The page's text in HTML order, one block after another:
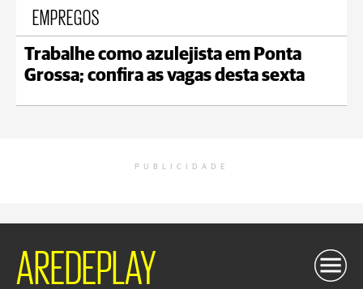
EMPREGOS
Trabalhe como azulejista em Ponta
Grossa; confira as vagas desta sexta
PUBLICIDADE
AREDEPLAY